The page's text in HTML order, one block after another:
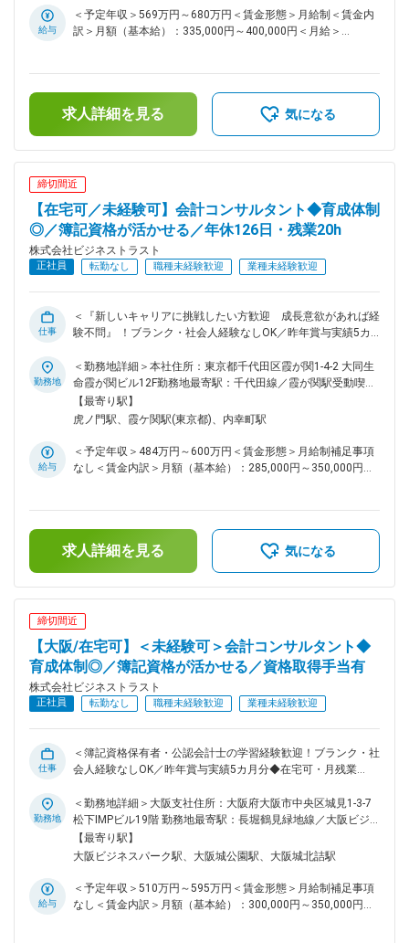
文参照
いただきます。 （2）会計コンサルティング BTrexシリーズを
ご利用中のお客様に対して、IFRS対応や組織再編など各種課題
テム導入プランや運用改善案を提案します。 （4）チームマネ
ジメント・育成 納品データのレビュー、テンプレート化の検
討を行います。スタッフの導入・プレゼンテーションスキル等
の育成にも協力していただきます。 ■当社で働くことの魅力：
のプロジェクトでは一部の工程しか担当できないことが多いで
すが、当社では一人ひとりがプロジェクト全体を見渡し、主体
的に推進することが可能です。自分のアイデアや提案がプロジ
ェクトに反映されやすい環境です。 （2）少数精鋭のチームで
スピード感のある業務推進 フラットな組織で意見交換がしや
すく、スピーディーに意思決定・業務推進ができる環境です。
■BTrexシリーズの特徴： ビジネストラストは「BTrexシリー
ズ」の開発元として中堅～大手企業のバックオフィスをシステ
ムとコンサルティングでサポートしています。 ＜BTrexシリー
らグループ経営管理までのニーズに対応するパッケージソフト
です。 ・有価証券管理システム：有価証券の銘柄情報、利率
理するパッケージソフトです。
給与
＜予定年収＞569万円～680万円＜賃金形態＞月給制＜賃金内
訳＞月額（基本給）：335,000円～400,000円＜月給＞
金額であり、選考を通じて上下する可能性があります。月給
(月額)は固定手当を含めた表記です。
求人詳細を見る 気になる
締切間近
【在宅可／未経験可】会計コンサルタント◆育成体制
◎／簿記資格が活かせる／年休126日・残業20h
株式会社ビジネストラスト
正社員 転勤なし 職種未経験歓迎 業種未経験歓迎
仕事
＜『新しいキャリアに挑戦したい方歓迎 成長意欲があれば経
験不問』 ！ブランク・社会人経験なしOK／昨年賞与実績5カ
開発の会計システム「BTrex」を使い、大手企業の会計・経理
業務の課題をヒアリングし、標準化・効率化の提案を行いま
す。企業ごとの経営課題に合わせてシステム設計ができ、連結
会計や有価証券管理など複雑な業務の効率化を支援し、経営改
内容 (1) 「BTrexシリーズ」の導入支援 中堅・大手企業向け
に、連結会計や有価証券管理システムの提案・導入・課題解決
ト / アウトソーシング 上場・非上場のグループ企業へ連結財
務諸表の作成支援及び開示業務支援を行います。 連結決算実
務の習得から監査対応、周辺の会計システムの操作スキルなど
幅広い経験を積むことが可能です。 (3)会計コンサルティング
ングを行います。 ■自社開発の会計システム「BTrex」 連結会
計や有価証券管理等の業務をサポートするシステムです。製品
開発には公認会計士を含むメンバーが携わり、高い実用性があ
ります。 ■入社後の流れ： 入社後は教育係がつき、2～3週間
の製品研修を受けられます。まずは先輩の業務サポートを通じ
て、自社システムの仕様や会計知識を段階的に習得します。原
則先輩社員がフォローするため、一人で対応をお願いすること
はありません。 ■魅力 (1) 会計・ITスキルの向上 当社の顧客は
複数の子会社を持つ中堅・大手企業です。 システム導入を通
実した研修制度 以下のステップで会計コンサルタントとして
のスキルを習得して頂きます。経験やスキルに応じて研修内容
トを使った会計知識のインプット/アウトプット 2. BTrexシリ
ーズの操作トレーニング 3. BTrexシリーズのテクニカルサポ
勤務地
＜勤務地詳細＞本社住所：東京都千代田区霞が関1-4-2 大同生
命霞が関ビル12F勤務地最寄駅：千代田線／霞が関駅受動喫煙
対策：屋内喫煙可能場所あり変更の範囲：本文参照
【最寄り駅】
虎ノ門駅、霞ケ関駅(東京都)、内幸町駅
給与
＜予定年収＞484万円～600万円＜賃金形態＞月給制補足事項
なし＜賃金内訳＞月額（基本給）：285,000円～350,000円＜
の金額であり、選考を通じて上下する可能性があります。月給
(月額)は固定手当を含めた表記です。
求人詳細を見る 気になる
締切間近
【大阪/在宅可】＜未経験可＞会計コンサルタント◆
育成体制◎／簿記資格が活かせる／資格取得手当有
株式会社ビジネストラスト
正社員 転勤なし 職種未経験歓迎 業種未経験歓迎
仕事
＜簿記資格保有者・公認会計士の学習経験歓迎！ブランク・社
会人経験なしOK／昨年賞与実績5カ月分◆在宅可・月残業
「BTrex」を用いて、大手有名企業の会計・経理業務などに対
して抱える課題をヒアリングし業務標準化や効率化に向けて提
案します。企業毎に異なる経営課題に合わせてシステムの設計
ができるため、複雑な情報開示を前提とした連結会計や有価証
わせはオンラインでの実施がメインです。 ■業務詳細： 1. シ
ステム導入・運用支援 ・連結会計／有価証券管理／単体財務
勤務地
＜勤務地詳細＞大阪支社住所：大阪府大阪市中央区城見1-3-7
松下IMPビル19階 勤務地最寄駅：長堀鶴見緑地線／大阪ビジ
ネスパーク駅受動喫煙対策：屋内全面禁煙変更の範囲：本文参
照
【最寄り駅】
大阪ビジネスパーク駅、大阪城公園駅、大阪城北詰駅
給与
＜予定年収＞510万円～595万円＜賃金形態＞月給制補足事項
なし＜賃金内訳＞月額（基本給）：300,000円～350,000円＜